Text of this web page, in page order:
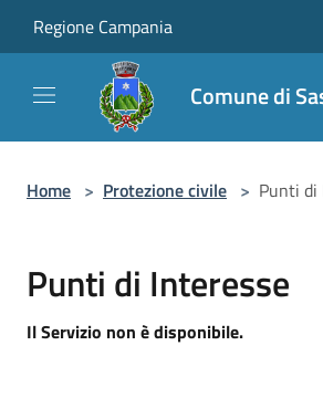
Regione Campania
Comune di
Home > Protezione civile > Punti di
Punti di Interesse
Il Servizio non è disponibile.